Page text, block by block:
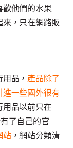
歡他們的水果
來，只在網路販
品， 產品除了
進一些國外很有
用品以前只在
了自己的官
站 ，網站分類清